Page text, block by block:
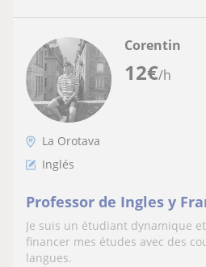
12€/h
Corentin
La Orotava
Inglés
Professor de Ingles y
Je suis un étudiant dynamique
financer mes études avec des
langues.